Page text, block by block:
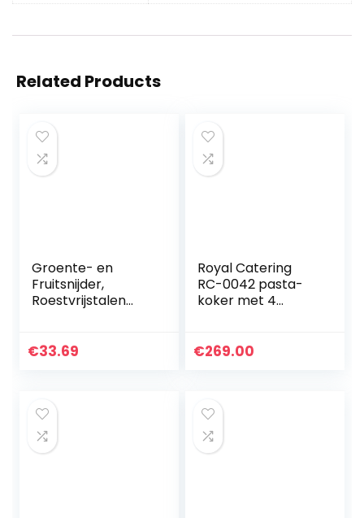
Related Products
Groente- en
Fruitsnijder,
Roestvrijstalen
edschap met
€33.69
Royal Catering
RC-0042 pasta-
koker met 4
110 °C pasta-
€269.00